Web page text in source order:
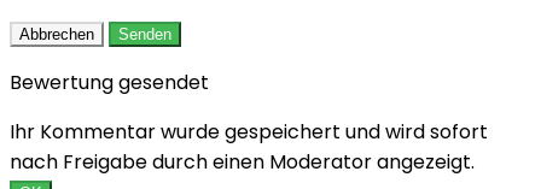
Abbrechen Senden
Bewertung gesendet
Ihr Kommentar wurde gespeichert und wird sofort
nach Freigabe durch einen Moderator angezeigt.